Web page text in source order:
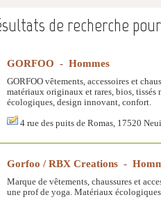
de recherche
GORFOO - Hommes
GORFOO vêtements, accessoires et
matériaux originaux et rares, bios,
écologiques, design innovant, confort.
4 rue des puits de Romas, 17520
Gorfoo / RBX Creations -
Marque de vêtements, chaussures et
une prof de yoga. Matériaux